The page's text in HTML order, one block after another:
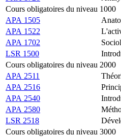
Cours obligatoires du niveau 1000
APA 1505
APA 1522
APA 1702
LSR 1500
Cours obligatoires du niveau 2000
APA 2511
APA 2516
APA 2540
APA 2580
LSR 2518
Cours obligatoires du niveau 3000